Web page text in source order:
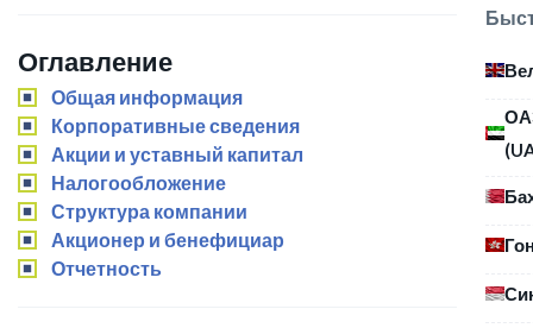
Оглавление
Общая информация
Корпоративные сведения
Акции и уставный капитал
Налогообложение
Структура компании
Акционер и бенефициар
Отчетность